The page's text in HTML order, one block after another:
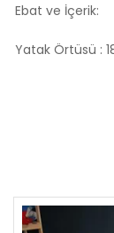
Ebat ve İçerik:
Yatak Örtüsü :